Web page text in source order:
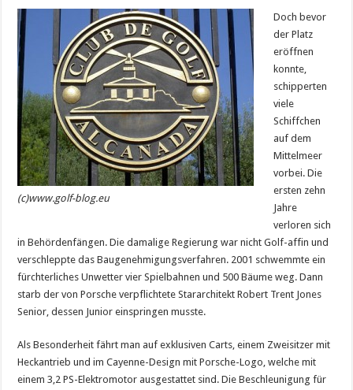
(c)www.golf-blog.eu
Doch bevor
der Platz
eröffnen
konnte,
schipperten
viele
Schiffchen
auf dem
Mittelmeer
vorbei. Die
ersten zehn
Jahre
verloren sich
in Behördenfängen. Die damalige Regierung war nicht Golf-affin und
verschleppte das Baugenehmigungsverfahren. 2001 schwemmte ein
fürchterliches Unwetter vier Spielbahnen und 500 Bäume weg. Dann
starb der von Porsche verpflichtete Stararchitekt Robert Trent Jones
Senior, dessen Junior einspringen musste.
Als Besonderheit fährt man auf exklusiven Carts, einem Zweisitzer mit
Heckantrieb und im Cayenne-Design mit Porsche-Logo, welche mit
einem 3,2 PS-Elektromotor ausgestattet sind. Die Beschleunigung für